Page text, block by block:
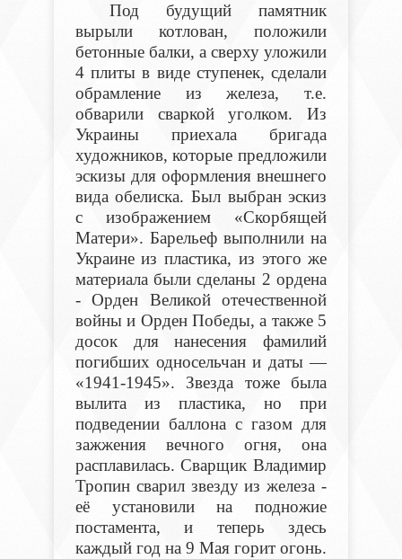
Под будущий памятник
вырыли котлован, положили
бетонные балки, а сверху уложили
4 плиты в виде ступенек, сделали
обрамление из железа, т.е.
обварили сваркой уголком. Из
Украины приехала бригада
художников, которые предложили
эскизы для оформления внешнего
вида обелиска. Был выбран эскиз
с изображением «Скорбящей
Матери». Барельеф выполнили на
Украине из пластика, из этого же
материала были сделаны 2 ордена
- Орден Великой отечественной
войны и Орден Победы, а также 5
досок для нанесения фамилий
погибших односельчан и даты —
«1941-1945». Звезда тоже была
вылита из пластика, но при
подведении баллона с газом для
зажжения вечного огня, она
расплавилась. Сварщик Владимир
Тропин сварил звезду из железа -
её установили на подножие
постамента, и теперь здесь
каждый год на 9 Мая горит огонь.